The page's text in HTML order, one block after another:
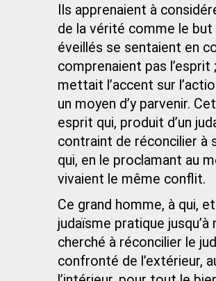
Ils apprenaient à
de la vérité comme le but
éveillés se sentaient en
comprenaient pas l’esprit
mettait l’accent sur
un moyen d’y parvenir.
esprit qui, produit d’un
contraint de réconcilier à
qui, en le proclamant au
vivaient le même conflit.
Ce grand homme, à qui,
judaïsme pratique
cherché à réconcilier le
confronté de l’extérieur,